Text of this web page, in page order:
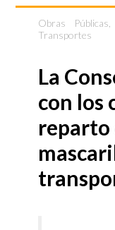
Obras
Transportes
La
con los
reparto